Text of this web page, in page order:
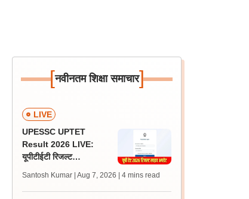
[नवीनतम शिक्षा समाचार]
LIVE
UPESSC UPTET
Result 2026 LIVE:
यूपीटीईटी रिजल्ट
जल्द, जानें लेटेस्ट अपडेट,
पासिंग मार्क्स
Santosh Kumar | Aug 7, 2026 | 4 mins read